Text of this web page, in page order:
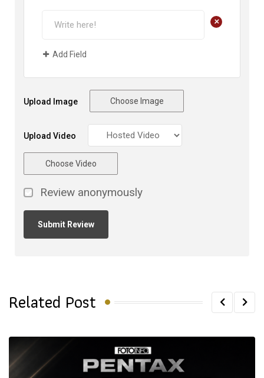
+
Add Field
Upload Image Choose Image
Upload Video
Choose Video
Review anonymously
Related Post